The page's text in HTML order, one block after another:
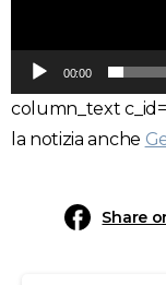
00:00
column_text
la notizia anche
Share